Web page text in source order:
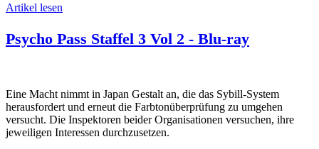
Artikel lesen
Psycho Pass Staffel 3 Vol 2 - Blu-ray
Eine Macht nimmt in Japan Gestalt an, die das Sybill-System
herausfordert und erneut die Farbtonüberprüfung zu umgehen
versucht. Die Inspektoren beider Organisationen versuchen, ihre
jeweiligen Interessen durchzusetzen.